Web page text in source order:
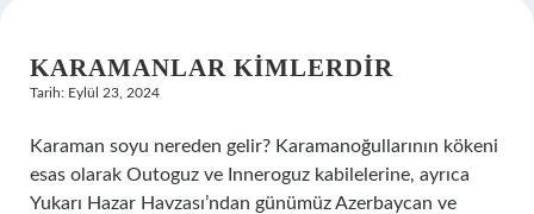
KARAMANLAR KIMLERDIR
Tarih: Eylül 23, 2024
Karaman soyu nereden gelir? Karamanoğullarının kökeni
esas olarak Outoguz ve Inneroguz kabilelerine, ayrıca
Yukarı Hazar Havzası’ndan günümüz Azerbaycan ve